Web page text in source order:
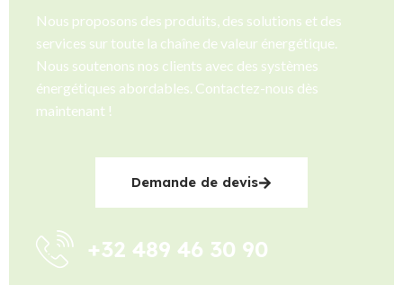
Nous proposons des produits, des solutions et des
services sur toute la chaîne de valeur énergétique.
Nous soutenons nos clients avec des systèmes
énergétiques abordables. Contactez-nous dès
maintenant !
Demande de devis
+32 489 46 30 90